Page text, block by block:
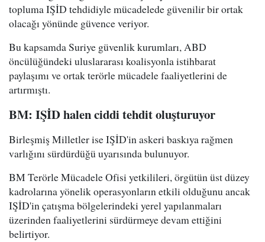
topluma IŞİD tehdidiyle mücadelede güvenilir bir ortak
olacağı yönünde güvence veriyor.
Bu kapsamda Suriye güvenlik kurumları, ABD
öncülüğündeki uluslararası koalisyonla istihbarat
paylaşımı ve ortak terörle mücadele faaliyetlerini de
artırmıştı.
BM: IŞİD halen ciddi tehdit oluşturuyor
Birleşmiş Milletler ise IŞİD'in askeri baskıya rağmen
varlığını sürdürdüğü uyarısında bulunuyor.
BM Terörle Mücadele Ofisi yetkilileri, örgütün üst düzey
kadrolarına yönelik operasyonların etkili olduğunu ancak
IŞİD'in çatışma bölgelerindeki yerel yapılanmaları
üzerinden faaliyetlerini sürdürmeye devam ettiğini
belirtiyor.